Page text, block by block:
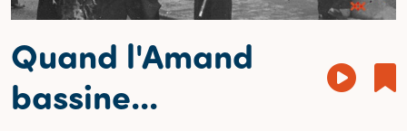
Quand l'Amand
bassine...